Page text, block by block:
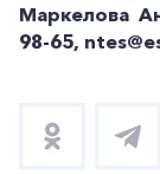
Маркелова
98-65,